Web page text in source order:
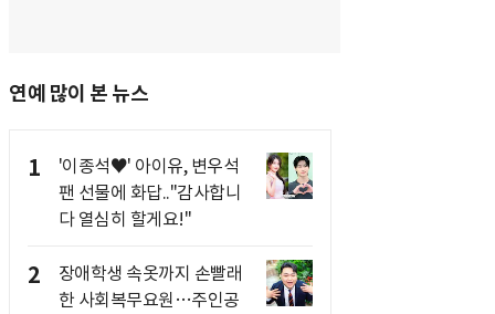
연예 많이 본 뉴스
1
'이종석♥' 아이유, 변우석
팬 선물에 화답.."감사합니
다 열심히 할게요!"
2
장애학생 속옷까지 손빨래
한 사회복무요원…주인공